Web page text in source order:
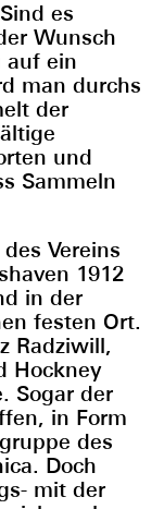
es
Wunsch
auf ein
man durchs
der
und
Sammeln
Vereins
1912
in der
festen Ort.
Radziwill,
Hockney
Sogar der
in Form
des
Doch
mit der